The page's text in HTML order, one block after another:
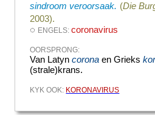
sindroom veroorsaak. (Die
2003).
◌ ENGELS:coronavirus
OORSPRONG:
Van Latyncoronaen Grieks
(strale)krans.
KYK OOK: KORONAVIRUS